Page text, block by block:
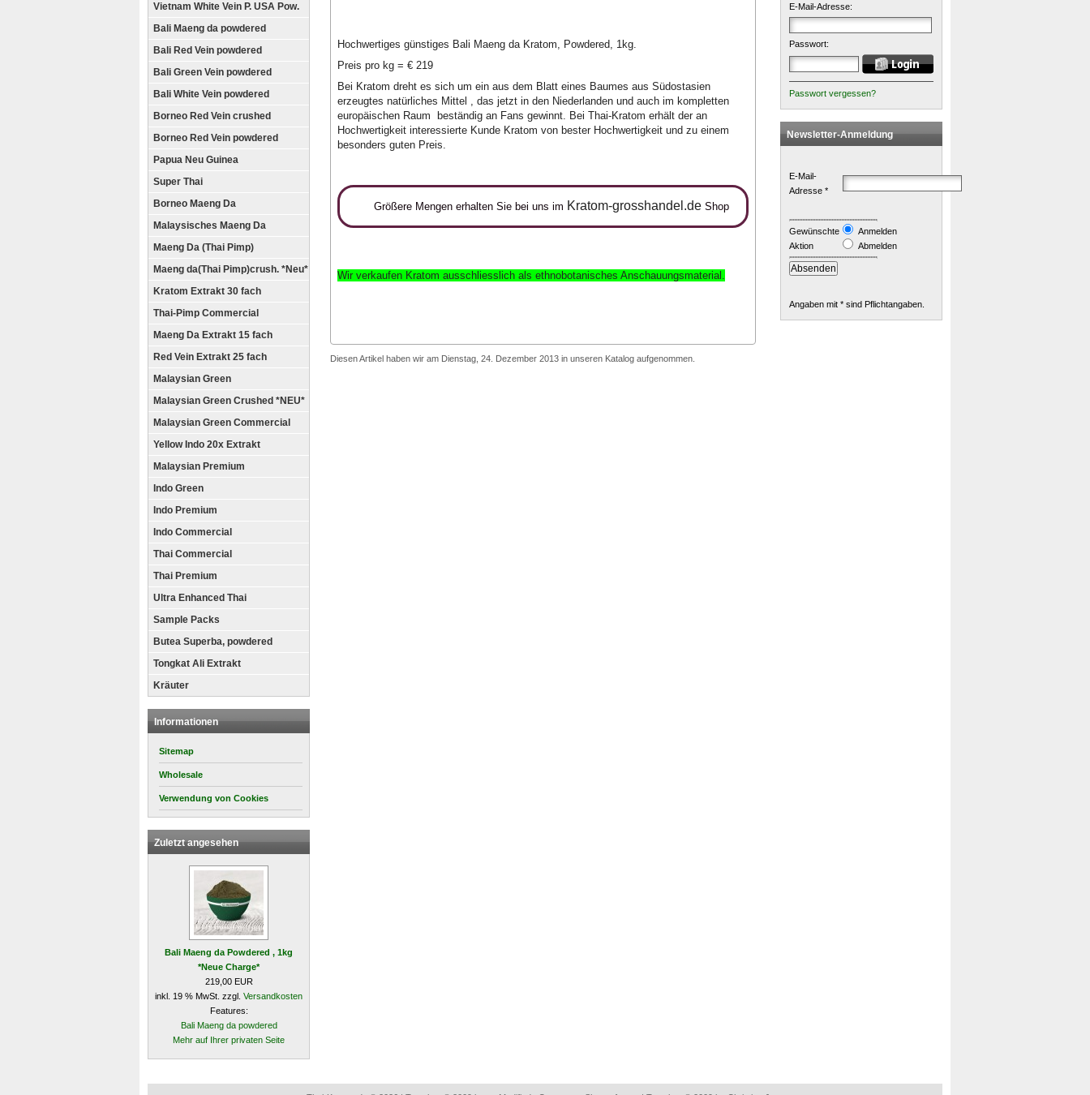
Vietnam White Vein P. USA Pow.
Bali Maeng da powdered
Bali Red Vein powdered
Bali Green Vein powdered
Bali White Vein powdered
Borneo Red Vein crushed
Borneo Red Vein powdered
Papua Neu Guinea
Super Thai
Borneo Maeng Da
Malaysisches Maeng Da
Maeng Da (Thai Pimp)
Maeng da(Thai Pimp)crush. *Neu*
Kratom Extrakt 30 fach
Thai-Pimp Commercial
Maeng Da Extrakt 15 fach
Red Vein Extrakt 25 fach
Malaysian Green
Malaysian Green Crushed *NEU*
Malaysian Green Commercial
Yellow Indo 20x Extrakt
Malaysian Premium
Indo Green
Indo Premium
Indo Commercial
Thai Commercial
Thai Premium
Ultra Enhanced Thai
Sample Packs
Butea Superba, powdered
Tongkat Ali Extrakt
Kräuter
Informationen
Sitemap
Wholesale
Verwendung von Cookies
Zuletzt angesehen
Bali Maeng da Powdered , 1kg
*Neue Charge*
219,00 EUR
inkl. 19 % MwSt. zzgl. Versandkosten
Features:
Bali Maeng da powdered
Mehr auf Ihrer privaten Seite
Hochwertiges günstiges Bali Maeng da Kratom, Powdered, 1kg.
Preis pro kg = € 219
Bei Kratom dreht es sich um ein aus dem Blatt eines Baumes aus Südostasien
erzeugtes natürliches Mittel , das jetzt in den Niederlanden und auch im kompletten
europäischen Raum beständig an Fans gewinnt. Bei Thai-Kratom erhält der an
Hochwertigkeit interessierte Kunde Kratom von bester Hochwertigkeit und zu einem
besonders guten Preis.
Größere Mengen erhalten Sie bei uns im Kratom-grosshandel.deShop
Wir verkaufen Kratom ausschliesslich als ethnobotanisches Anschauungsmaterial
Diesen Artikel haben wir am Dienstag, 24. Dezember 2013 in unseren Katalog aufgenommen.
E-Mail-Adresse:
Passwort:
Passwort vergessen?
Newsletter-Anmeldung
E-Mail-
Adresse *
Gewünschte
Aktion
Anmelden
Abmelden
Angaben mit * sind Pflichtangaben.